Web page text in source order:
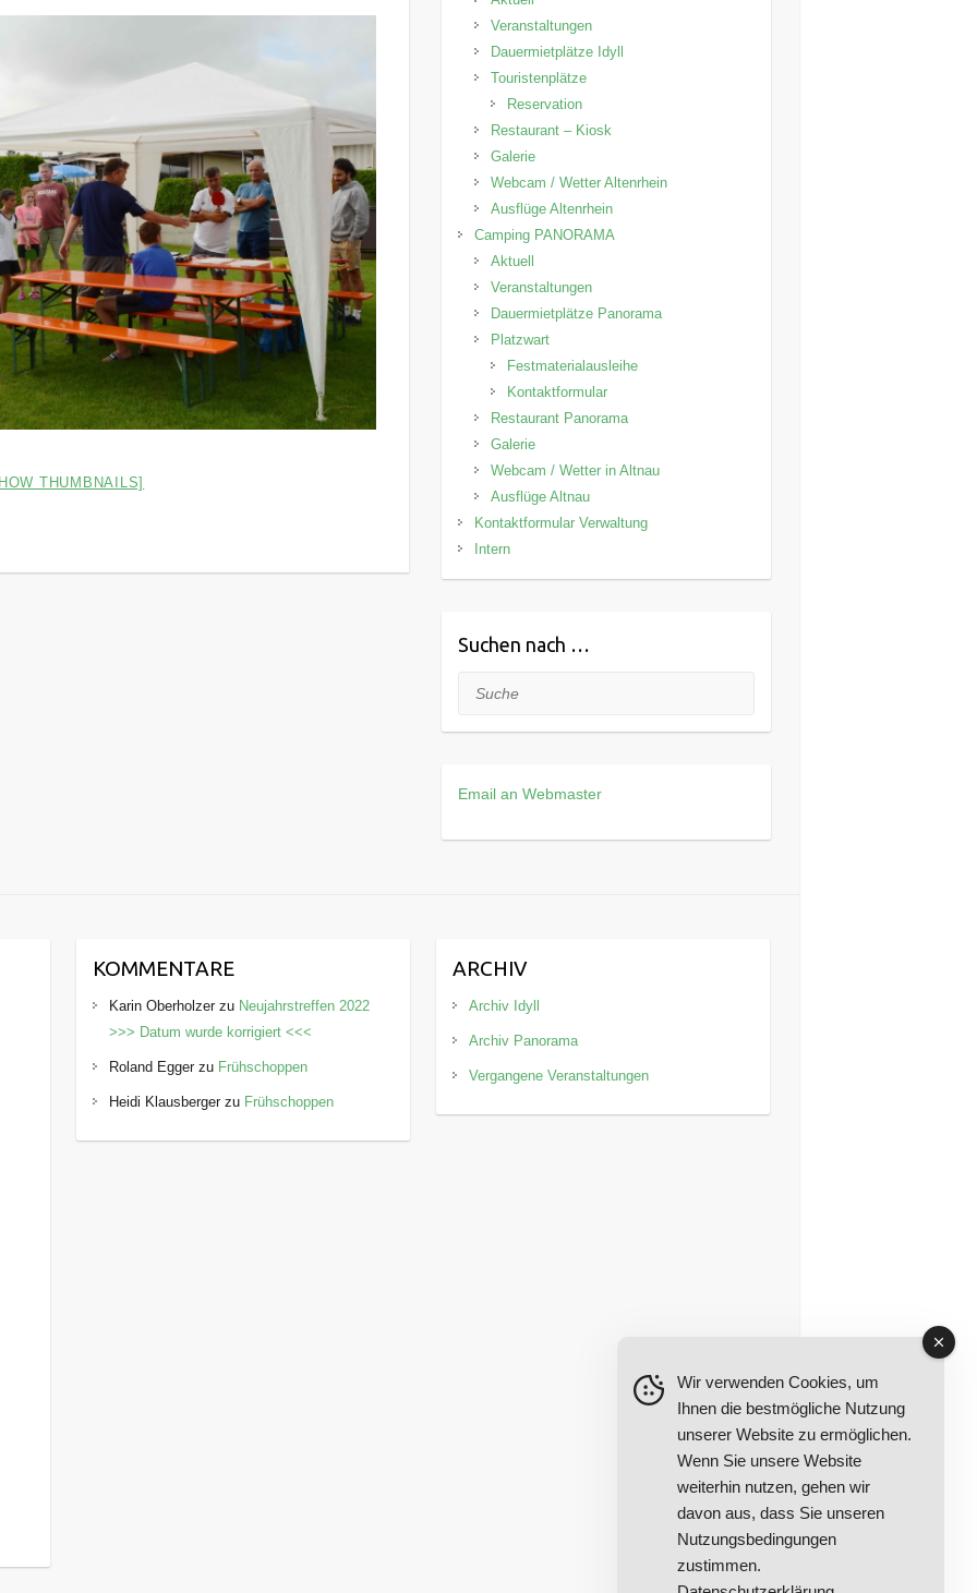
THUMBNAILS]
Veranstaltungen
Dauermietplätze Idyll
Touristenplätze
Reservation
Restaurant – Kiosk
Galerie
Webcam / Wetter Altenrhein
Ausflüge Altenrhein
Camping PANORAMA
Aktuell
Veranstaltungen
Dauermietplätze Panorama
Platzwart
Festmaterialausleihe
Kontaktformular
Restaurant Panorama
Galerie
Webcam / Wetter in Altnau
Ausflüge Altnau
Kontaktformular Verwaltung
Intern
Suchen nach …
Suche
Email an Webmaster
KOMMENTARE
Karin Oberholzer zu Neujahrstreffen 2022
>>> Datum wurde korrigiert <<<
Roland Egger zu Frühschoppen
Heidi Klausberger zu Frühschoppen
ARCHIV
Archiv Idyll
Archiv Panorama
Vergangene Veranstaltungen
Wir verwenden Cookies, um
Ihnen die bestmögliche Nutzung
unserer Website zu ermöglichen.
Wenn Sie unsere Website
weiterhin nutzen, gehen wir
davon aus, dass Sie unseren
Nutzungsbedingungen
zustimmen.